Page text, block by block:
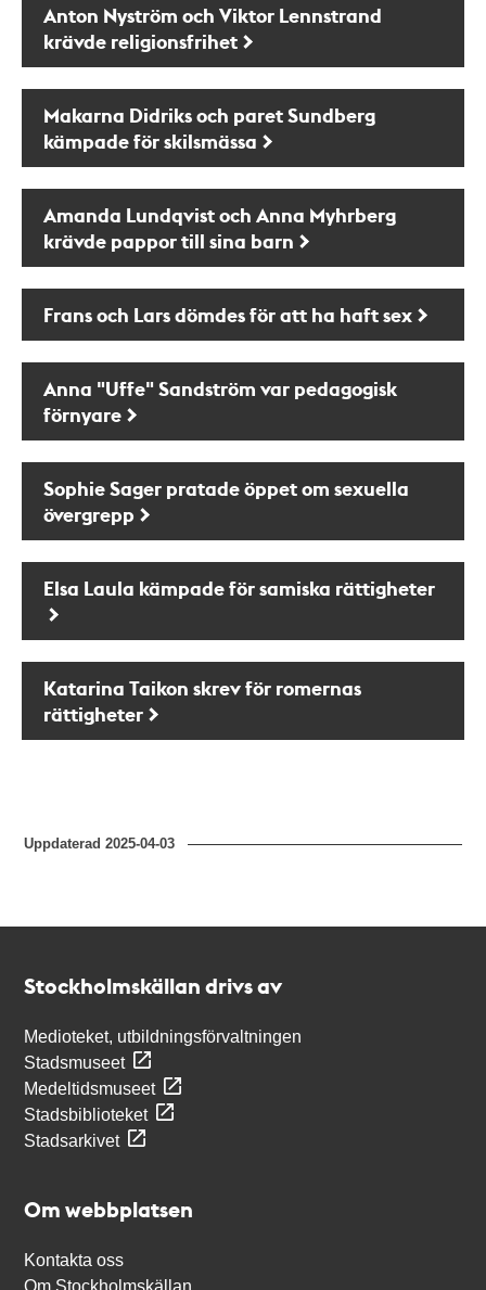
Anton Nyström och Viktor Lennstrand
krävde religionsfrihet
Makarna Didriks och paret Sundberg
kämpade för skilsmässa
Amanda Lundqvist och Anna Myhrberg
krävde pappor till sina barn
Frans och Lars dömdes för att ha haft sex
Anna "Uffe" Sandström var pedagogisk
förnyare
Sophie Sager pratade öppet om sexuella
övergrepp
Elsa Laula kämpade för samiska rättigheter
Katarina Taikon skrev för romernas
rättigheter
Uppdaterad2025-04-03
Stockholmskällan drivs av
Medioteket, utbildningsförvaltningen
Stadsmuseet
Medeltidsmuseet
Stadsbiblioteket
Stadsarkivet
Om webbplatsen
Kontakta oss
Om Stockholmskällan